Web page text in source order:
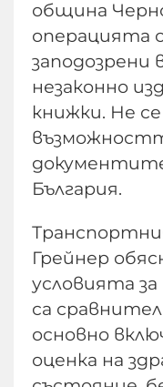
община
операцията
заподозрени
незаконно
книжки. Не
България.
Грейнер
условията
са
основно
оценка на